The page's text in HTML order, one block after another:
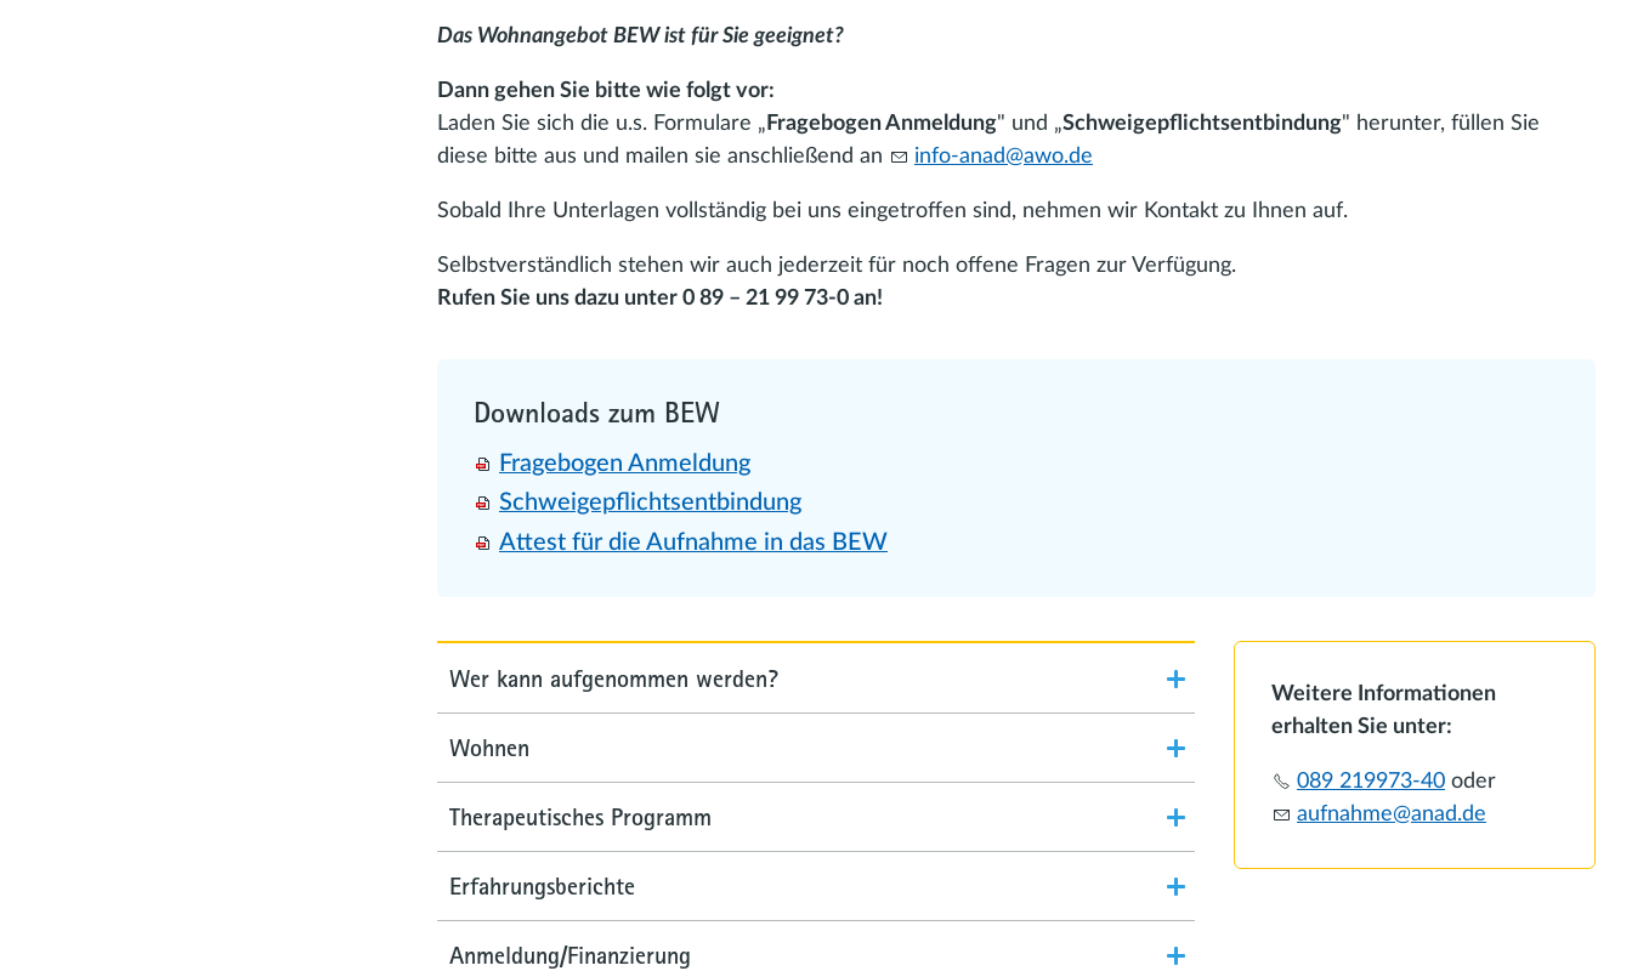
Das Wohnangebot BEW ist für Sie geeignet?
Dann gehen Sie bitte wie folgt vor:
Laden Sie sich die u.s. Formulare „ Fragebogen Anmeldung" und „Schweigepflichtsentbindung" herunter, füllen Sie
diese bitte aus und mailen sie anschließend an
info-anad@awo.de
Sobald Ihre Unterlagen vollständig bei uns eingetroffen sind, nehmen wir Kontakt zu Ihnen auf.
Selbstverständlich stehen wir auch jederzeit für noch offene Fragen zur Verfügung.
Rufen Sie uns dazu unter 0 89 – 21 99 73-0 an!
Downloads zum BEW
Fragebogen Anmeldung
Schweigepflichtsentbindung
Attest für die Aufnahme in das BEW
Wer kann aufgenommen werden?
Wohnen
Therapeutisches Programm
Erfahrungsberichte
Anmeldung/Finanzierung
Weitere Informationen
erhalten Sie unter:
089 219973-40 oder
fn
hm n d d